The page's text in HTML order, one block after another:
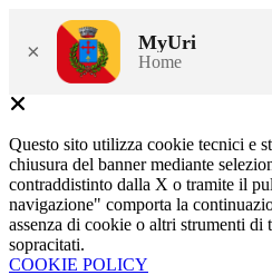
× MyUri
Home
Questo sito utilizza cookie tecnici e
chiusura del banner mediante
contraddistinto dalla X o tramite il
navigazione" comporta la
assenza di cookie o altri strumenti di
sopracitati.
COOKIE POLICY